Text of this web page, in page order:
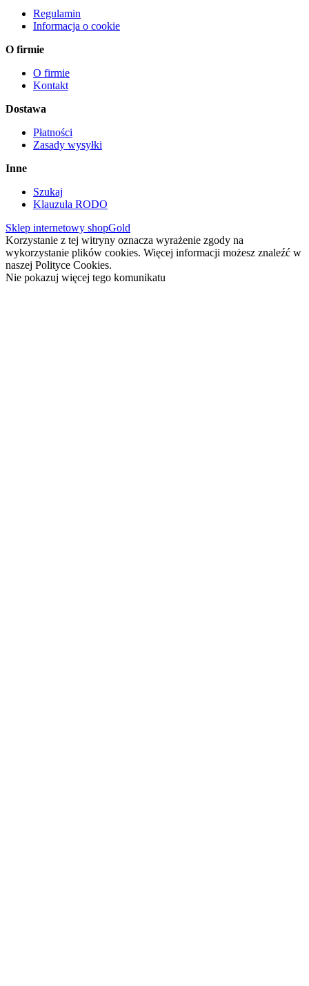
Regulamin
Informacja o cookie
O firmie
O firmie
Kontakt
Dostawa
Płatności
Zasady wysyłki
Inne
Szukaj
Klauzula RODO
Sklep internetowy shopGold
Korzystanie z tej witryny oznacza wyrażenie zgody na
wykorzystanie plików cookies. Więcej informacji możesz znaleźć w
naszej Polityce Cookies.
Nie pokazuj więcej tego komunikatu